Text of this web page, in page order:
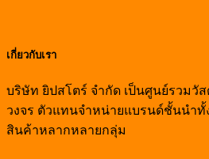
เกี่ยวกับเรา
บริษัท ยิปสโตร์ จำกัด เป็นศูนย์รวมวั
วงจร ตัวแทนจำหน่ายแบรนด์ชั้นนำทั้
สินค้าหลากหลายกลุ่ม